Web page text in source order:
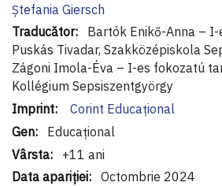
Ștefania Giersch
Bartók Enikő-Anna –
Puskás Tivadar, Szakközépiskola
Zágoni Imola-Éva – I-es fokozatú
Kollégium Sepsiszentgyörgy
Corint Educaţional
Educațional
+11 ani
Octombrie 2024